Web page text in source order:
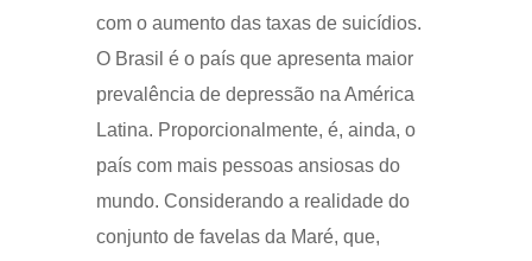
com o aumento das taxas de suicídios.
O Brasil é o país que apresenta maior
prevalência de depressão na América
Latina. Proporcionalmente, é, ainda, o
país com mais pessoas ansiosas do
mundo. Considerando a realidade do
conjunto de favelas da Maré, que,